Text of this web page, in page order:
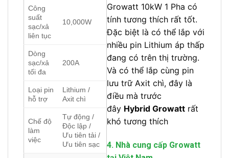
Công
suất
sạc/xả
liên tục
10,000W
Dòng
sạc/xả
tối đa
200A
Loại pin
hỗ trợ
Lithium /
Axit chì
Chế độ
làm
việc
Tự động /
Độc lập /
Ưu tiên tải /
Ưu tiên sạc
Growatt 10kW 1 Pha có
tính tương thích rất tốt.
Đặc biệt là có thể lắp với
nhiều pin Lithium áp thấp
đang có trên thị trường.
Và có thể lắp cùng pin
lưu trữ Axit chì, đây là
điều mà trước
đây Hybrid Growatt rất
khó tương thích
4. Nhà cung cấp Growatt